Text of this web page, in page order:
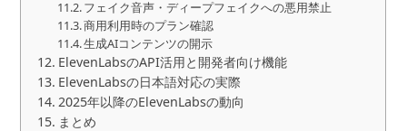
フェイク音声・ディープフェイクへの悪用禁止
商用利用時のプラン確認
生成AIコンテンツの開示
ElevenLabsのAPI活用と開発者向け機能
ElevenLabsの日本語対応の実際
2025年以降のElevenLabsの動向
まとめ